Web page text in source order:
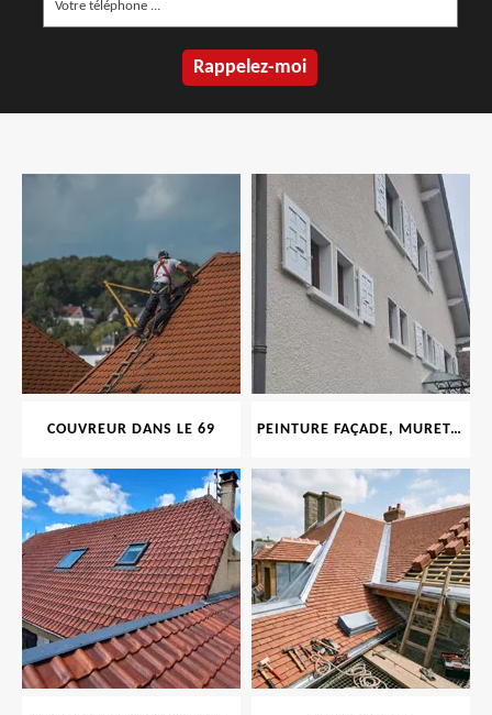
COUVREUR DANS LE 69 PEINTURE FAÇADE, MURET, TOITURE, BOISERIE, FERRONERIE, GOUTTIÈRE 69